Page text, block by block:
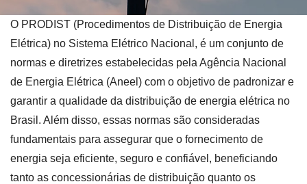
O PRODIST (Procedimentos de Distribuição de Energia
Elétrica) no Sistema Elétrico Nacional, é um conjunto de
normas e diretrizes estabelecidas pela Agência Nacional
de Energia Elétrica (Aneel) com o objetivo de padronizar e
garantir a qualidade da distribuição de energia elétrica no
Brasil. Além disso, essas normas são consideradas
fundamentais para assegurar que o fornecimento de
energia seja eficiente, seguro e confiável, beneficiando
tanto as concessionárias de distribuição quanto os